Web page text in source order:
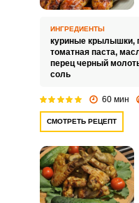
ИНГРЕДИЕНТЫ
куриные крылышки,
томатная паста,
перец черный
соль
60 мин
СМОТРЕТЬ РЕЦЕПТ